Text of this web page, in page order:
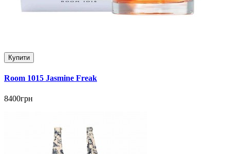
Купити
Room 1015 Jasmine Freak
8400грн